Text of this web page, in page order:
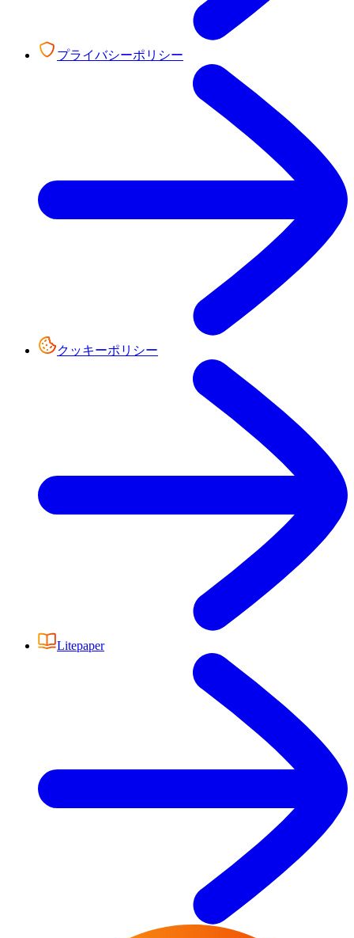
プライバシーポリシー
クッキーポリシー
Litepaper